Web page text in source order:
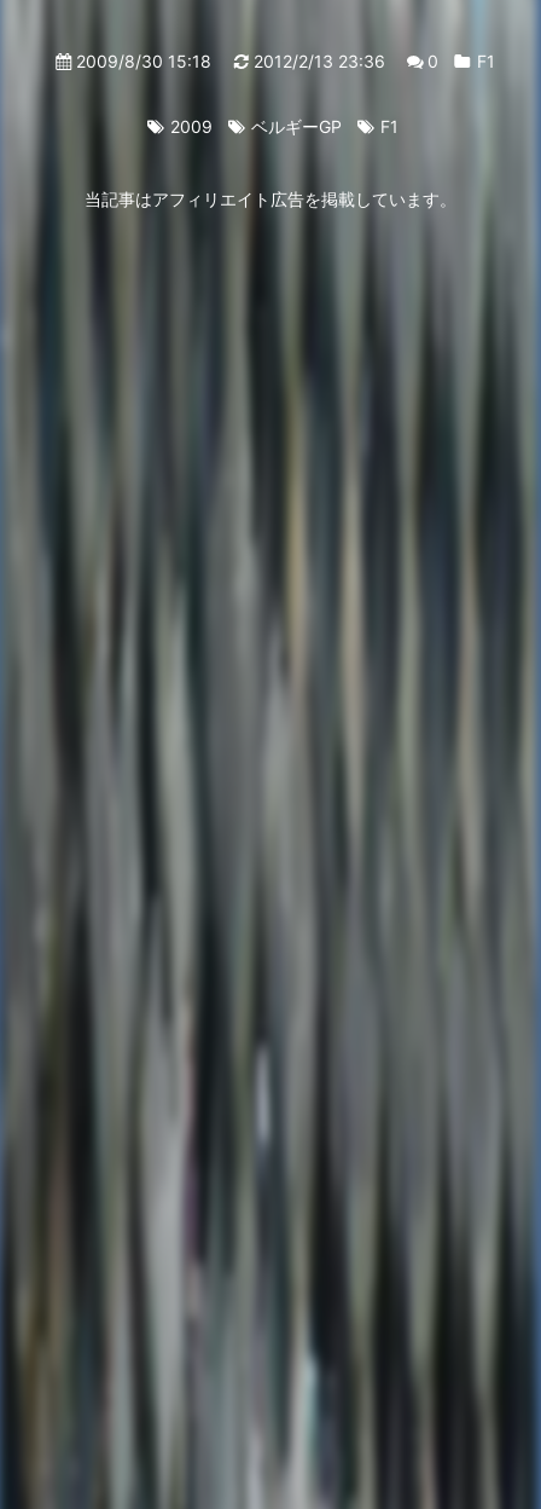
2009/8/30 15:18 2012/2/13 23:36 0 F1
2009 ベルギーGP F1
当記事はアフィリエイト広告を掲載しています。